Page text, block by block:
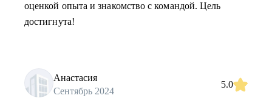
оценкой опыта и знакомство с командой. Цель
достигнута!
Анастасия
Сентябрь 2024
5.0